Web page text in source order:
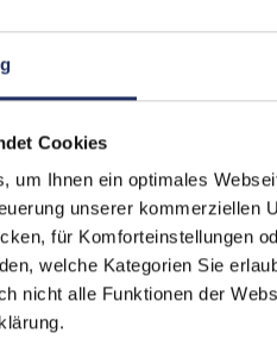
Cookies
um Ihnen ein optimales
unserer kommerziellen
für Komforteinstellungen
welche Kategorien Sie
nicht alle Funktionen der
& green IT